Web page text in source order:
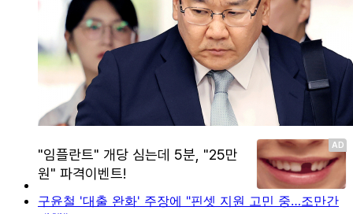
구윤철 '대출 완화' 주장에 "핀셋 지원 고민 중…조만간